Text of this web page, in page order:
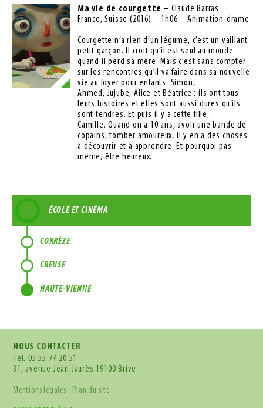
Ma vie de courgette – Claude Barras
France, Suisse (2016) – 1h06 – Animation-drame
Courgette n’a rien d’un légume, c’est un vaillant
petit garçon. Il croit qu’il est seul au monde
quand il perd sa mère. Mais c’est sans compter
sur les rencontres qu’il va faire dans sa nouvelle
vie au foyer pour enfants. Simon,
Ahmed, Jujube, Alice et Béatrice : ils ont tous
leurs histoires et elles sont aussi dures qu’ils
sont tendres. Et puis il y a cette fille,
Camille. Quand on a 10 ans, avoir une bande de
copains, tomber amoureux, il y en a des choses
à découvrir et à apprendre. Et pourquoi pas
même, être heureux.
ÉCOLE ET CINÉMA
CORRÈZE
CREUSE
HAUTE-VIENNE
NOUS CONTACTER
Tél. 05 55 74 20 51
31, avenue Jean Jaurès 19100 Brive
Mentions légales - Plan du site